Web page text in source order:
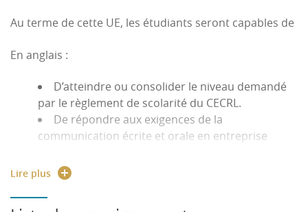
Au terme de cette UE, les étudiants seront capables de
En anglais :
D’atteindre ou consolider le niveau demandé
par le règlement de scolarité du CECRL.
De répondre aux exigences de la
communication écrite et orale en entreprise
En Droit du Travail et Propriété intellectuelle :
Lire plus